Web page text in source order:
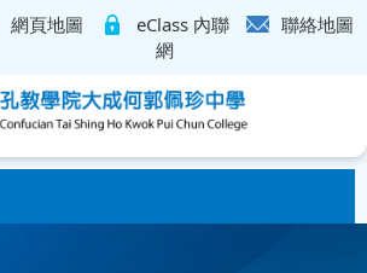
網頁地圖
eClass 內聯
網
聯絡地圖